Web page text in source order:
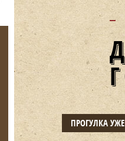
ПРОГУЛКА